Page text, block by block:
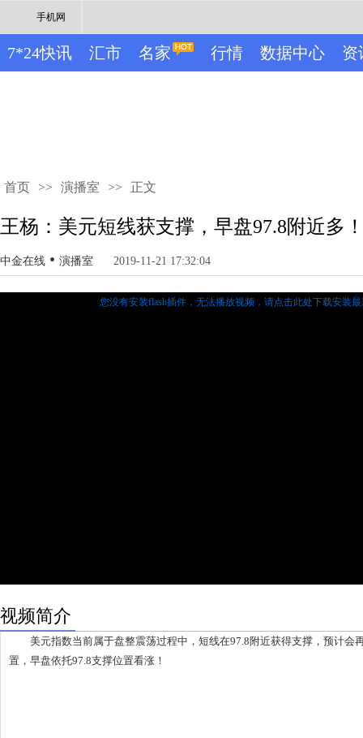
手机网
7*24快讯 汇市 名家 行情 数据中心 资
首页 >> 演播室 >> 正文
王杨：美元短线获支撑，早盘97.8附近多
中金在线 • 演播室 2019-11-21 17:32:04
您没有安装flash插件，无法播放视频， 请点击此处下载安装
视频简介
美元指数当前属于盘整震荡过程中，短线在97.8附近获得支撑，预计会
置，早盘依托97.8支撑位置看涨！